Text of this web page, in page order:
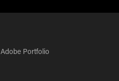
Adobe Portfolio